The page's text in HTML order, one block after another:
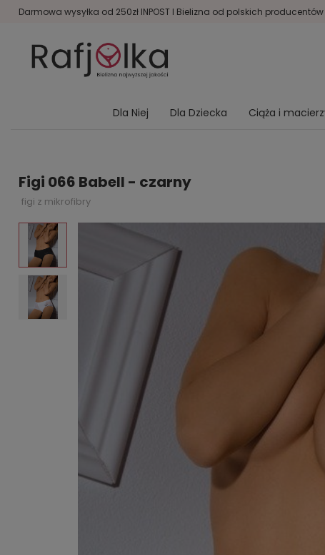
Darmowa wysyłka od 250zł INPOST I Bielizna od polskich
Dla Niej Dla Dziecka Ciąża i
Figi 066 Babell - czarny
figi z mikrofibry